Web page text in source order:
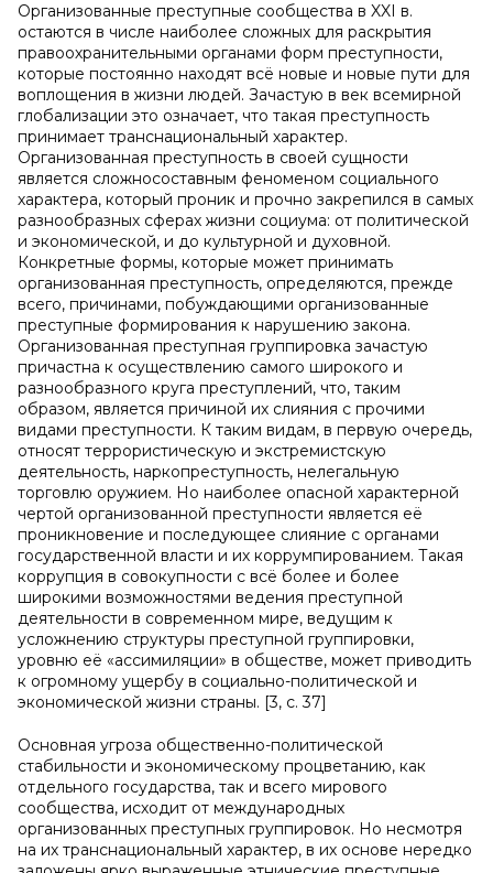
Организованные преступные сообщества в XXI в.
остаются в числе наиболее сложных для раскрытия
правоохранительными органами форм преступности,
которые постоянно находят всё новые и новые пути для
воплощения в жизни людей. Зачастую в век всемирной
глобализации это означает, что такая преступность
принимает транснациональный характер.
Организованная преступность в своей сущности
является сложносоставным феноменом социального
характера, который проник и прочно закрепился в самых
разнообразных сферах жизни социума: от политической
и экономической, и до культурной и духовной.
Конкретные формы, которые может принимать
организованная преступность, определяются, прежде
всего, причинами, побуждающими организованные
преступные формирования к нарушению закона.
Организованная преступная группировка зачастую
причастна к осуществлению самого широкого и
разнообразного круга преступлений, что, таким
образом, является причиной их слияния с прочими
видами преступности. К таким видам, в первую очередь,
относят террористическую и экстремистскую
деятельность, наркопреступность, нелегальную
торговлю оружием. Но наиболее опасной характерной
чертой организованной преступности является её
проникновение и последующее слияние с органами
государственной власти и их коррумпированием. Такая
коррупция в совокупности с всё более и более
широкими возможностями ведения преступной
деятельности в современном мире, ведущим к
усложнению структуры преступной группировки,
уровню её «ассимиляции» в обществе, может приводить
к огромному ущербу в социально-политической и
экономической жизни страны. [3, с. 37]
Основная угроза общественно-политической
стабильности и экономическому процветанию, как
отдельного государства, так и всего мирового
сообщества, исходит от международных
организованных преступных группировок. Но несмотря
на их транснациональный характер, в их основе нередко